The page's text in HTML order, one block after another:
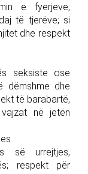
e fyerjeve,
të tjerëve; si
dhe respekt
seksiste ose
dëmshme dhe
të barabartë,
në jetën
së urrejtjes,
respekt për